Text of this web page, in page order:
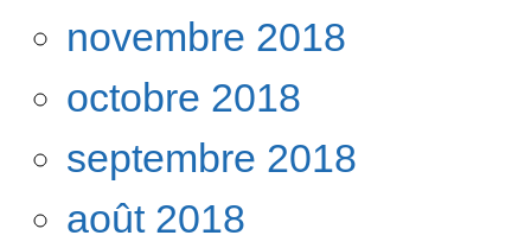
novembre 2018
octobre 2018
septembre 2018
août 2018